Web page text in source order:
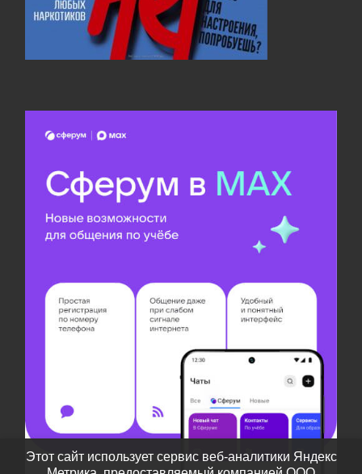
Этот сайт использует сервис веб-аналитики Яндекс